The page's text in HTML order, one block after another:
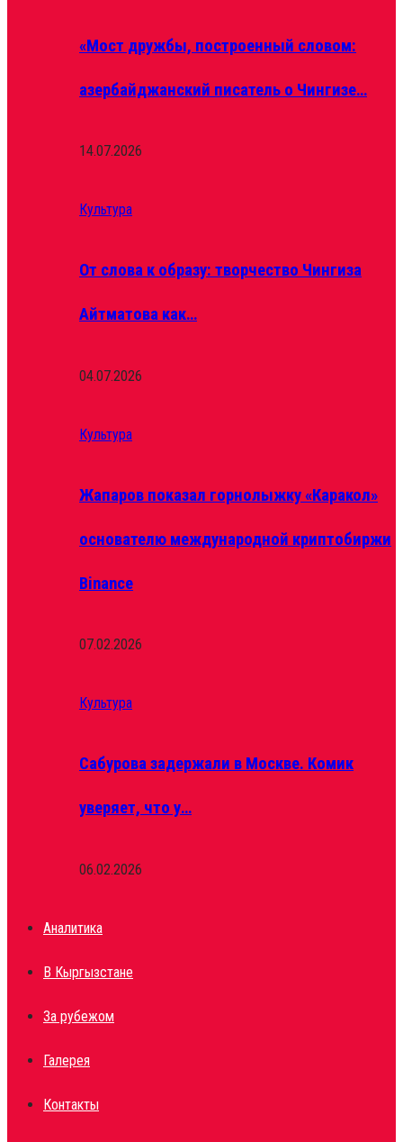
«Мост дружбы, построенный словом:
азербайджанский писатель о Чингизе…
14.07.2026
Культура
От слова к образу: творчество Чингиза
Айтматова как…
04.07.2026
Культура
Жапаров показал горнолыжку «Каракол»
основателю международной криптобиржи
Binance
07.02.2026
Культура
Сабурова задержали в Москве. Комик
уверяет, что у…
06.02.2026
Аналитика
В Кыргызстане
За рубежом
Галерея
Контакты